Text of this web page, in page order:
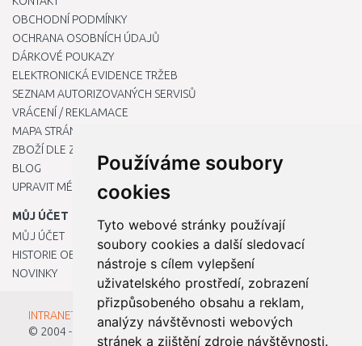
Používáme soubory
cookies
Tyto webové stránky používají
soubory cookies a další sledovací
nástroje s cílem vylepšení
uživatelského prostředí, zobrazení
přizpůsobeného obsahu a reklam,
analýzy návštěvnosti webových
stránek a zjištění zdroje návštěvnosti.
OBCHODNÍ PODMÍNKY
OCHRANA OSOBNÍCH ÚDAJŮ
DÁRKOVÉ POUKAZY
ELEKTRONICKÁ EVIDENCE TRŽEB
SEZNAM AUTORIZOVANÝCH SERVISŮ
VRÁCENÍ / REKLAMACE
MAPA STRÁNKY
ZBOŽÍ DLE ZNAČEK
BLOG
UPRAVIT MÉ PŘEDVOLBY COOKIES
MŮJ ÚČET
MŮJ ÚČET
HISTORIE OBJEDNÁVEK
NOVINKY
INTRANET - Přihlášení pro zaměstnance
© 2004 - 2026
Kamody s.r.o.